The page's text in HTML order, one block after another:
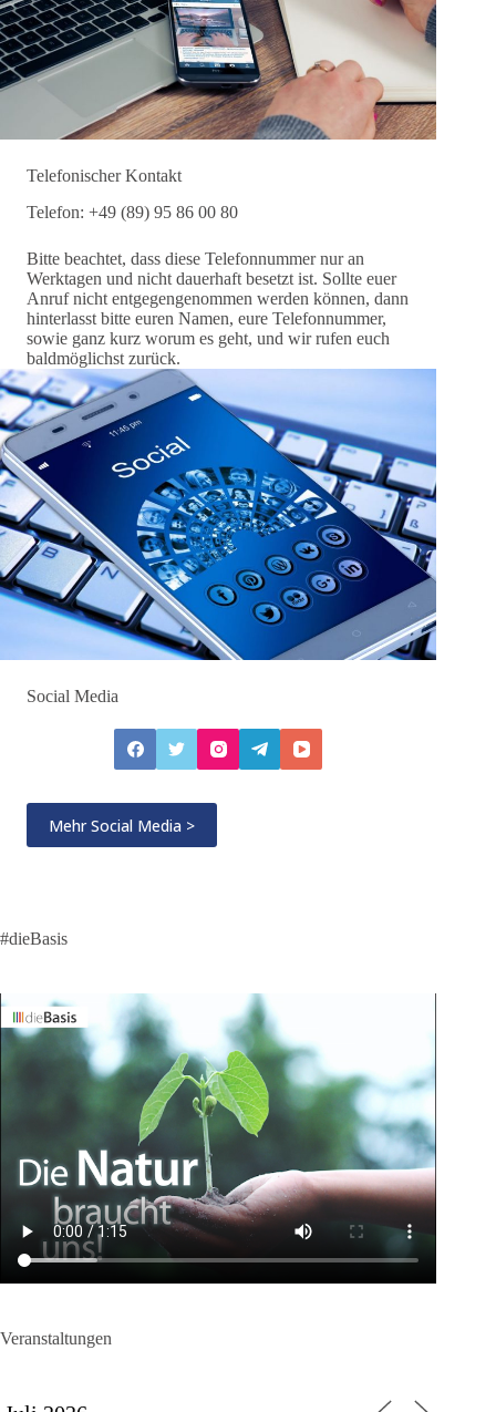
Telefonischer Kontakt
Telefon: +49 (89) 95 86 00 80
Bitte beachtet, dass diese Telefonnummer nur an
Werktagen und nicht dauerhaft besetzt ist. Sollte euer
Anruf nicht entgegengenommen werden können, dann
hinterlasst bitte euren Namen, eure Telefonnummer,
sowie ganz kurz worum es geht, und wir rufen euch
baldmöglichst zurück.
Social Media
Mehr Social Media >
#dieBasis
Veranstaltungen